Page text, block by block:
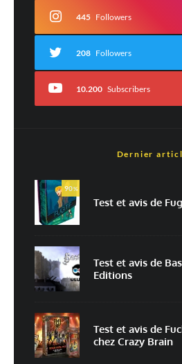
*
Enregistrer mon nom, mon e-mail et mon
mon prochain commentaire.
Prévenez-moi de tous les nouveaux
Prévenez-moi de tous les nouveaux articles par
445 Followers
208 Followers
10.200 Subscribers
Dernier
90%
Test et avis de
Test et avis de
Editions
Test et avis de
chez Crazy Brain